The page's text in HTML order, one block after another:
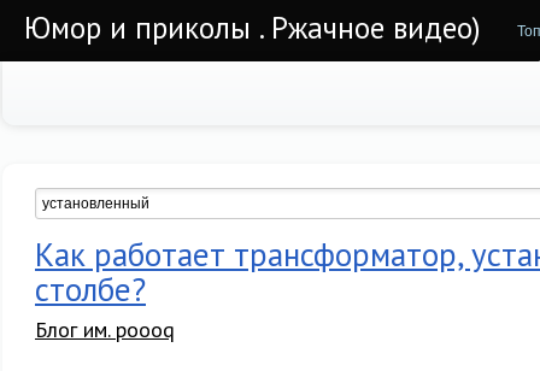
Юмор и приколы . Ржачное видео)
Как работает трансформатор,
столбе?
Блог им. poooq